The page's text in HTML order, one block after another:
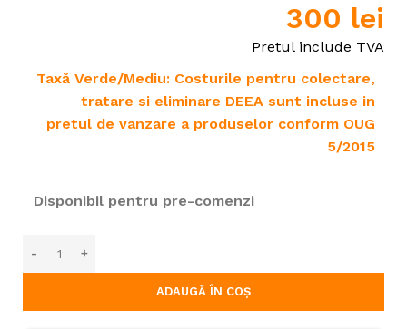
300 lei
Pretul include TVA
Taxă Verde/Mediu: Costurile pentru colectare,
tratare si eliminare DEEA sunt incluse in
pretul de vanzare a produselor conform OUG
5/2015
Disponibil pentru pre-comenzi
ADAUGĂ ÎN COȘ